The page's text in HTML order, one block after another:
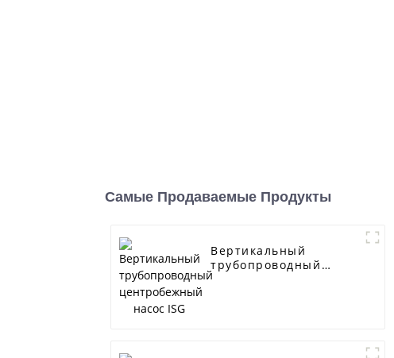
Самые Продаваемые Продукты
Вертикальный
трубопроводный
центробежный насос